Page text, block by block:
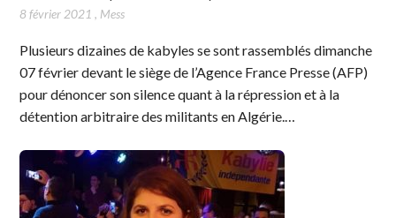
8 février 2021 , Mess
Plusieurs dizaines de kabyles se sont rassemblés dimanche
07 février devant le siège de l’Agence France Presse (AFP)
pour dénoncer son silence quant à la répression et à la
détention arbitraire des militants en Algérie.…